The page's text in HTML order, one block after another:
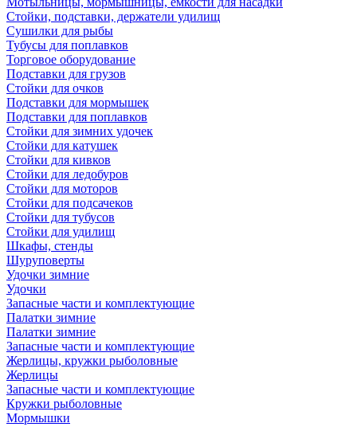
Стойки, подставки, держатели удилищ
Сушилки для рыбы
Тубусы для поплавков
Торговое оборудование
Подставки для грузов
Стойки для очков
Подставки для мормышек
Подставки для поплавков
Стойки для зимних удочек
Стойки для катушек
Стойки для кивков
Стойки для ледобуров
Стойки для моторов
Стойки для подсачеков
Стойки для тубусов
Стойки для удилищ
Шкафы, стенды
Шуруповерты
Удочки зимние
Удочки
Запасные части и комплектующие
Палатки зимние
Палатки зимние
Запасные части и комплектующие
Жерлицы, кружки рыболовные
Жерлицы
Запасные части и комплектующие
Кружки рыболовные
Мормышки